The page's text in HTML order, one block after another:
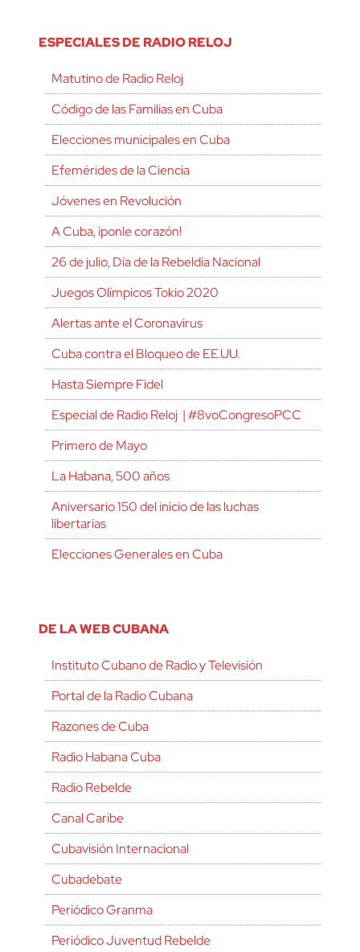
ESPECIALES DE RADIO RELOJ
Matutino de Radio Reloj
Código de las Familias en Cuba
Elecciones municipales en Cuba
Efemérides de la Ciencia
Jóvenes en Revolución
A Cuba, ¡ponle corazón!
26 de julio, Día de la Rebeldía Nacional
Juegos Olímpicos Tokio 2020
Alertas ante el Coronavirus
Cuba contra el Bloqueo de EE.UU.
Hasta Siempre Fidel
Especial de Radio Reloj | #8voCongresoPCC
Primero de Mayo
La Habana, 500 años
Aniversario 150 del inicio de las luchas
libertarias
Elecciones Generales en Cuba
DE LA WEB CUBANA
Instituto Cubano de Radio y Televisión
Portal de la Radio Cubana
Razones de Cuba
Radio Habana Cuba
Radio Rebelde
Canal Caribe
Cubavisión Internacional
Cubadebate
Periódico Granma
Periódico Juventud Rebelde